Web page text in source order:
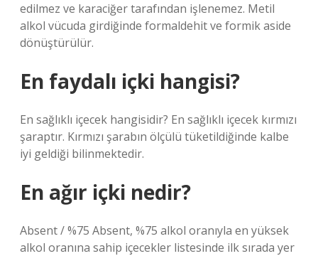
edilmez ve karaciğer tarafından işlenemez. Metil
alkol vücuda girdiğinde formaldehit ve formik aside
dönüştürülür.
En faydalı içki hangisi?
En sağlıklı içecek hangisidir? En sağlıklı içecek kırmızı
şaraptır. Kırmızı şarabın ölçülü tüketildiğinde kalbe
iyi geldiği bilinmektedir.
En ağır içki nedir?
Absent / %75 Absent, %75 alkol oranıyla en yüksek
alkol oranına sahip içecekler listesinde ilk sırada yer